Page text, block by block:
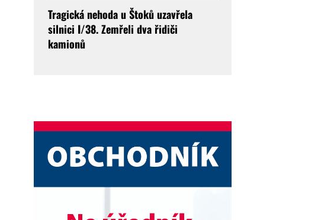
Tragická nehoda u Štoků uzavřela
silnici I/38. Zemřeli dva řidiči
kamionů